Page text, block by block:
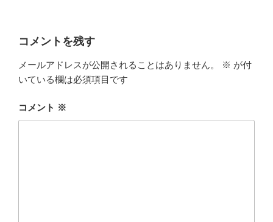
コメントを残す
メールアドレスが公開されることはありません。 ※ が付
いている欄は必須項目です
コメント ※